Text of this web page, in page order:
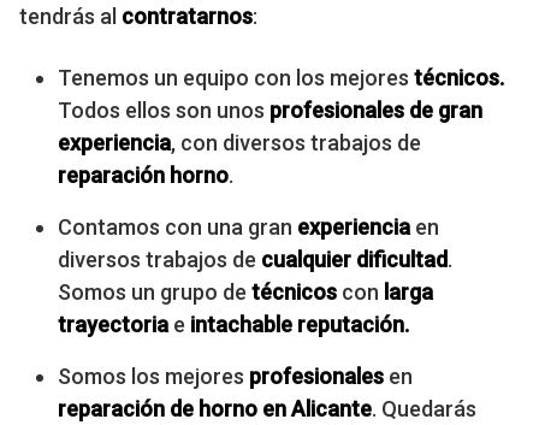
tendrás al contratarnos:
Tenemos un equipo con los mejores técnicos.
Todos ellos son unos profesionales de gran
experiencia, con diversos trabajos de
reparación horno.
Contamos con una gran experiencia en
diversos trabajos de cualquier dificultad.
Somos un grupo de técnicos con larga
trayectoria e intachable reputación.
Somos los mejores profesionales en
reparación de horno en Alicante. Quedarás